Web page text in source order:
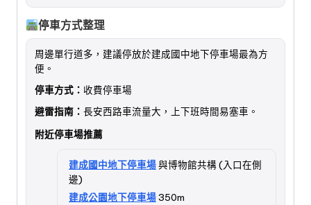
停車方式整理
周邊單行道多，建議停放於建成國中地下停車場最為方
便。
停車方式： 收費停車場
避雷指南： 長安西路車流量大，上下班時間易塞車。
附近停車場推薦
建成國中地下停車場與博物館共構 (入口在側
邊)
建成公園地下停車場350m